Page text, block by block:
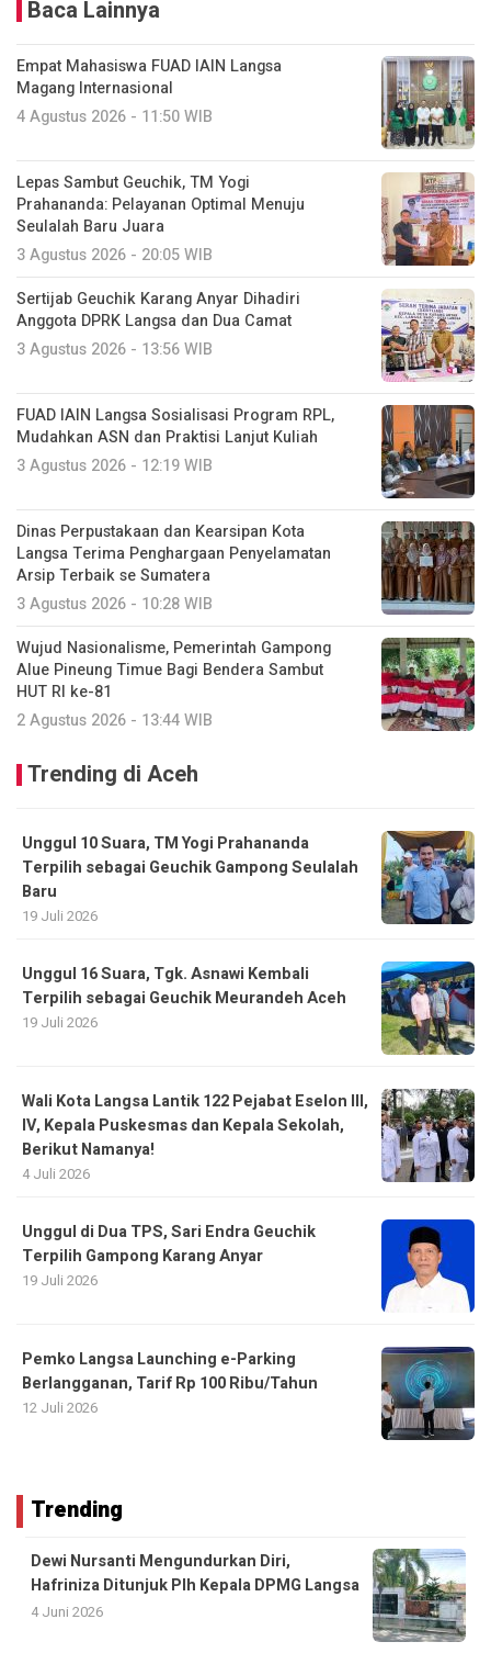
Baca Lainnya
Empat Mahasiswa FUAD IAIN Langsa
Magang Internasional
4 Agustus 2026 - 11:50 WIB
Lepas Sambut Geuchik, TM Yogi
Prahananda: Pelayanan Optimal Menuju
Seulalah Baru Juara
3 Agustus 2026 - 20:05 WIB
Sertijab Geuchik Karang Anyar Dihadiri
Anggota DPRK Langsa dan Dua Camat
3 Agustus 2026 - 13:56 WIB
FUAD IAIN Langsa Sosialisasi Program RPL,
Mudahkan ASN dan Praktisi Lanjut Kuliah
3 Agustus 2026 - 12:19 WIB
Dinas Perpustakaan dan Kearsipan Kota
Langsa Terima Penghargaan Penyelamatan
Arsip Terbaik se Sumatera
3 Agustus 2026 - 10:28 WIB
Wujud Nasionalisme, Pemerintah Gampong
Alue Pineung Timue Bagi Bendera Sambut
HUT RI ke-81
2 Agustus 2026 - 13:44 WIB
Trending di Aceh
Unggul 10 Suara, TM Yogi Prahananda
Terpilih sebagai Geuchik Gampong Seulalah
Baru
19 Juli 2026
Unggul 16 Suara, Tgk. Asnawi Kembali
Terpilih sebagai Geuchik Meurandeh Aceh
19 Juli 2026
Wali Kota Langsa Lantik 122 Pejabat Eselon III,
IV, Kepala Puskesmas dan Kepala Sekolah,
Berikut Namanya!
4 Juli 2026
Unggul di Dua TPS, Sari Endra Geuchik
Terpilih Gampong Karang Anyar
19 Juli 2026
Pemko Langsa Launching e-Parking
Berlangganan, Tarif Rp 100 Ribu/Tahun
12 Juli 2026
Trending
Dewi Nursanti Mengundurkan Diri,
Hafriniza Ditunjuk Plh Kepala DPMG Langsa
4 Juni 2026